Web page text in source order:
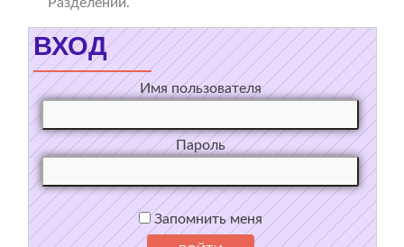
ВХОД
Имя пользователя
Пароль
Запомнить меня